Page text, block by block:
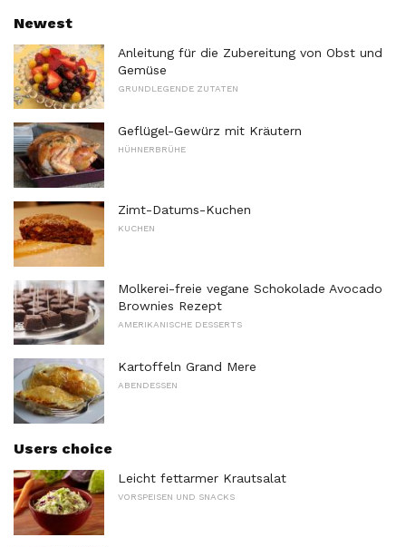
Newest
Anleitung für die Zubereitung von Obst und
Gemüse
GRUNDLEGENDE ZUTATEN
Geflügel-Gewürz mit Kräutern
HÜHNERBRÜHE
Zimt-Datums-Kuchen
KUCHEN
Molkerei-freie vegane Schokolade Avocado
Brownies Rezept
AMERIKANISCHE DESSERTS
Kartoffeln Grand Mere
ABENDESSEN
Users choice
Leicht fettarmer Krautsalat
VORSPEISEN UND SNACKS